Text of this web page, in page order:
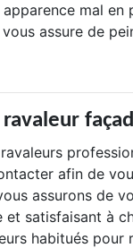
mal en
assure de
afin de
assurons de
et satisfaisant à
habitués pour